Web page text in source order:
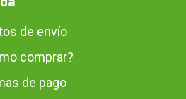
de envío
comprar?
de pago